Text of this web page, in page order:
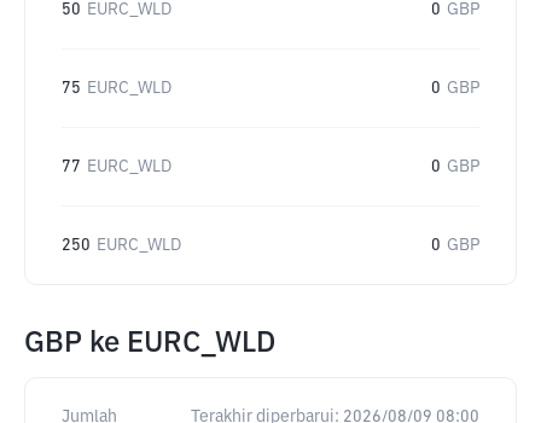
50 EURC_WLD 0 GBP
75 EURC_WLD 0 GBP
77 EURC_WLD 0 GBP
250 EURC_WLD 0 GBP
GBP ke EURC_WLD
Jumlah Terakhir diperbarui: 2026/08/09 08:00